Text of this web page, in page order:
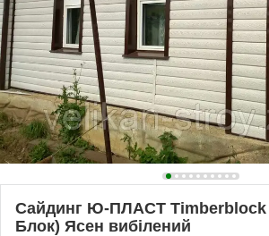
Сайдинг Ю-ПЛАСТ Timberblock
Блок) Ясен вибілений